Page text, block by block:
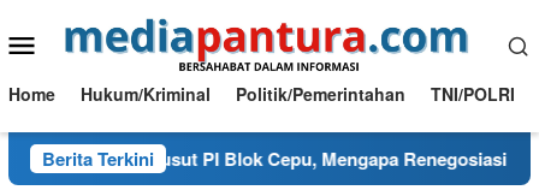
ke
Menu
Mobile
Home Hukum/Kriminal Politik/Pemerintahan TNI/POLRI
Berita Terkini
Benang Kusut PI Blok Cepu, Mengapa Renegosiasi